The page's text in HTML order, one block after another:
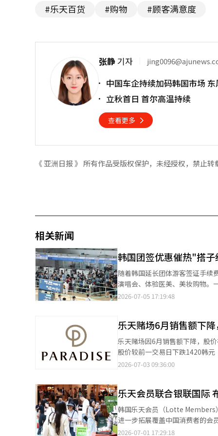
#乐天百货 #购物 #顾客满意度
张静 기자
中国车企持续加码韩国市场
立秋首日 首尔高温持续
查看更多
《 亚洲日报 》 所有作品受版权保护，未经授权，禁止转
相关新闻
韩国团签优惠催热"搭
随着韩国延长团体游客签证手
演唱会、体验医美、美妆购物
费者更加注重兴趣体验和个性化出游的新趋势。 韩国法务部日前宣布，将面向中
次，同比增长39%；非法滞留率
供了依据。 近年来，中国重新成为韩国最重要的客源市场之一。韩国文化体育观光部数据显示，今年上半年访韩外国
游客累计首次突破1000万人次
继续位居前列。随着暑期、中秋及国
游客赴韩消费内容也在悄然发生变化。 过去，免税购物是多数游客赴韩的主要目的；如今，K-POP演
趣体验导向”转变。 随着韩国演出市场持续升温，不少中国粉丝专程赴首尔观看偶像演唱会，并将观演与购物、旅行
相结合，形成“演唱会+旅游”的
社交平台持续保持热度，“两天
一背景下，“团签搭子”成为不少中国年轻人赴韩的新选择。
在小红书等社交平台发布“韩国
2026-07-05 17:19:48
乐天赌场6月销售额下
乐天赌场因6月销售额下降，股价在开盘初期下跌超过9%。 根
股价较前一交易日下跌1420韩元（9.77%），报13110韩元。
降，投资者情绪受到影响。 乐天6月的赌场销售额为632亿韩元，同比下降21.2%。其中，桌面销售额为576亿韩元，
但与上月相比下降16.2%。 不过，上半年累计业绩保持稳健。上半年赌场销售额为4776亿2000万韩元，同比增加
5.1%，桌面销售额和机器销售
8.1%。 ※ 本报道经人工智
2026-07-03 09:36:00
乐天会员联合银联国际
韩国乐天会员（Lotte Members
进一步拓展覆盖中国消费者的会员服务网络。 当天，乐天会员同步上线面向中国用户
页面。中国消费者在赴韩前，仅
2026-07-01 17:29:18